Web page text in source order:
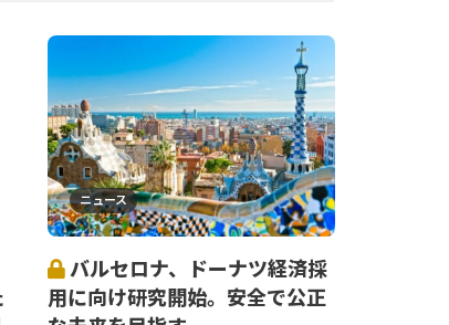
ニュース
バルセロナ、ドーナツ経済採
用に向け研究開始。安全で公正